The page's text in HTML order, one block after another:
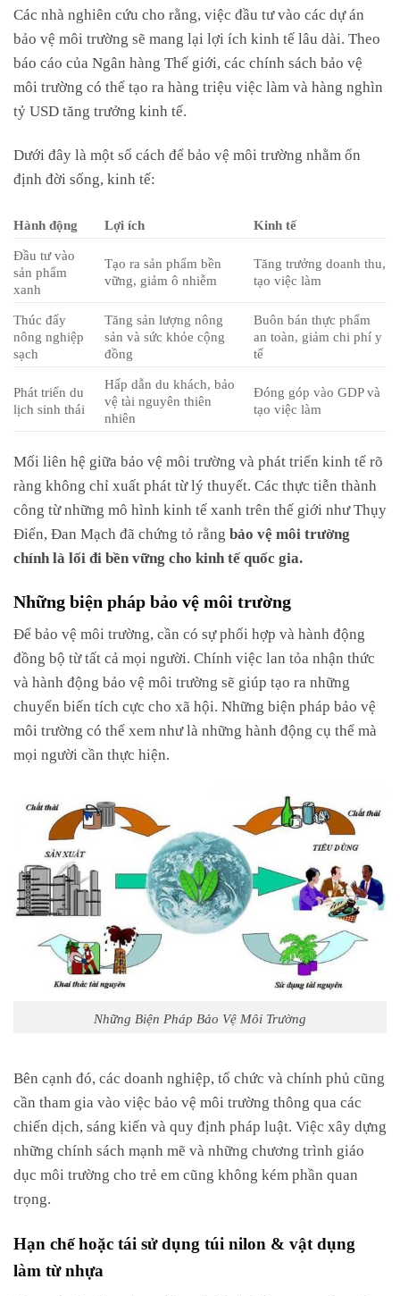
Các nhà nghiên cứu cho rằng, việc đầu tư vào các dự án
bảo vệ môi trường sẽ mang lại lợi ích kinh tế lâu dài. Theo
báo cáo của Ngân hàng Thế giới, các chính sách bảo vệ
môi trường có thể tạo ra hàng triệu việc làm và hàng nghìn
tỷ USD tăng trưởng kinh tế.
Dưới đây là một số cách để bảo vệ môi trường nhằm ổn
định đời sống, kinh tế:
Hành động Lợi ích Kinh tế
Đầu tư vào
sản phẩm
xanh
Tạo ra sản phẩm bền
vững, giảm ô nhiễm
Tăng trưởng doanh thu,
tạo việc làm
Thúc đẩy
nông nghiệp
sạch
Tăng sản lượng nông
sản và sức khỏe cộng
đồng
Buôn bán thực phẩm
an toàn, giảm chi phí y
tế
Phát triển du
lịch sinh thái
Hấp dẫn du khách, bảo
vệ tài nguyên thiên
nhiên
Đóng góp vào GDP và
tạo việc làm
Mối liên hệ giữa bảo vệ môi trường và phát triển kinh tế rõ
ràng không chỉ xuất phát từ lý thuyết. Các thực tiễn thành
công từ những mô hình kinh tế xanh trên thế giới như Thụy
Điển, Đan Mạch đã chứng tỏ rằng bảo vệ môi trường
chính là lối đi bền vững cho kinh tế quốc gia.
Những biện pháp bảo vệ môi trường
Để bảo vệ môi trường, cần có sự phối hợp và hành động
đồng bộ từ tất cả mọi người. Chính việc lan tỏa nhận thức
và hành động bảo vệ môi trường sẽ giúp tạo ra những
chuyển biến tích cực cho xã hội. Những biện pháp bảo vệ
môi trường có thể xem như là những hành động cụ thể mà
mọi người cần thực hiện.
Những Biện Pháp Bảo Vệ Môi Trường
Bên cạnh đó, các doanh nghiệp, tổ chức và chính phủ cũng
cần tham gia vào việc bảo vệ môi trường thông qua các
chiến dịch, sáng kiến và quy định pháp luật. Việc xây dựng
những chính sách mạnh mẽ và những chương trình giáo
dục môi trường cho trẻ em cũng không kém phần quan
trọng.
Hạn chế hoặc tái sử dụng túi nilon & vật dụng
làm từ nhựa